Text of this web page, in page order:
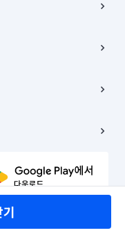
, 트윈트리빌딩) B동 5층
7층, 8층 미소
당사자에게 있습니다.